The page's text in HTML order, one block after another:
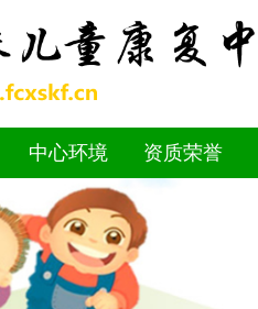
中心环境 资质荣誉